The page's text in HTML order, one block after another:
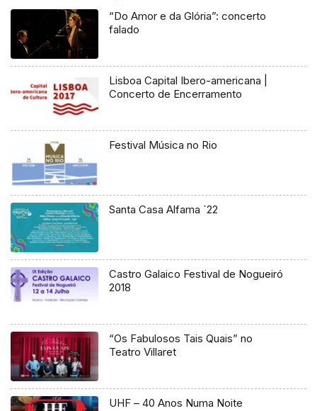
“Do Amor e da Glória”: concerto
falado
Lisboa Capital Ibero-americana |
Concerto de Encerramento
Festival Música no Rio
Santa Casa Alfama `22
Castro Galaico Festival de Nogueiró
2018
“Os Fabulosos Tais Quais” no
Teatro Villaret
UHF – 40 Anos Numa Noite